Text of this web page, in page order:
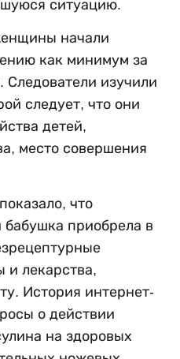
ситуацию.
начали
как минимум за
Следователи изучили
следует, что они
детей,
место совершения
что
бабушка приобрела в
и лекарства,
История интернет-
о действии
на здоровых